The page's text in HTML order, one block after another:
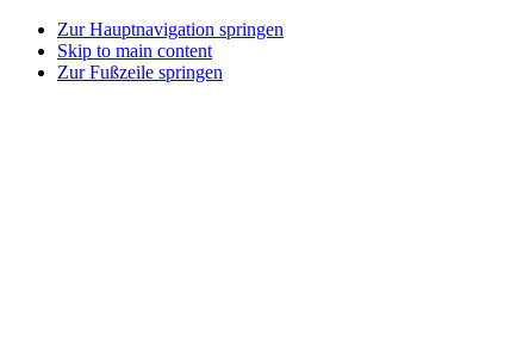
Zur Hauptnavigation springen
Skip to main content
Zur Fußzeile springen